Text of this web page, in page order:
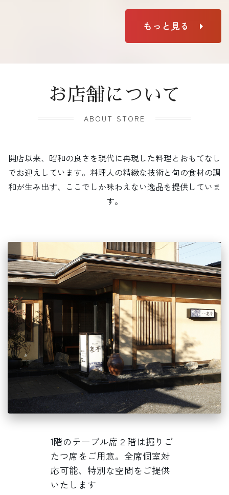
もっと見る
お店舗について
ABOUT STORE
開店以来、昭和の良さを現代に再現した料理とおもてなし
でお迎えしています。料理人の精緻な技術と旬の食材の調
和が生み出す、ここでしか味わえない逸品を提供していま
す。
1階のテーブル席２階は掘りご
たつ席をご用意。全席個室対
応可能、特別な空間をご提供
いたします